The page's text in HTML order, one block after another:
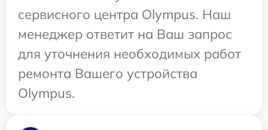
сервисного центра Olympus. Наш
менеджер ответит на Ваш запрос
для уточнения необходимых работ
ремонта Вашего устройства
Olympus.